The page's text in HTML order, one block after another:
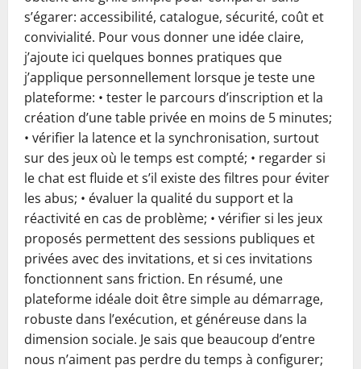
s’égarer: accessibilité, catalogue, sécurité, coût et
convivialité. Pour vous donner une idée claire,
j’ajoute ici quelques bonnes pratiques que
j’applique personnellement lorsque je teste une
plateforme: • tester le parcours d’inscription et la
création d’une table privée en moins de 5 minutes;
• vérifier la latence et la synchronisation, surtout
sur des jeux où le temps est compté; • regarder si
le chat est fluide et s’il existe des filtres pour éviter
les abus; • évaluer la qualité du support et la
réactivité en cas de problème; • vérifier si les jeux
proposés permettent des sessions publiques et
privées avec des invitations, et si ces invitations
fonctionnent sans friction. En résumé, une
plateforme idéale doit être simple au démarrage,
robuste dans l’exécution, et généreuse dans la
dimension sociale. Je sais que beaucoup d’entre
nous n’aiment pas perdre du temps à configurer;